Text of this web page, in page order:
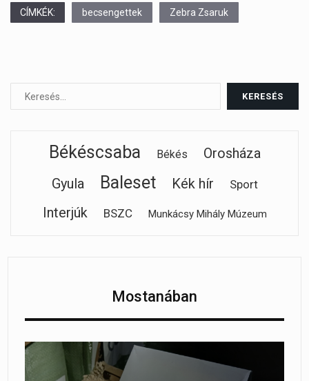
CÍMKÉK: becsengettek Zebra Zsaruk
Békéscsaba Békés
Orosháza
Gyula
Baleset Kék hír Sport
Interjúk BSZC Munkácsy Mihály Múzeum
Mostanában